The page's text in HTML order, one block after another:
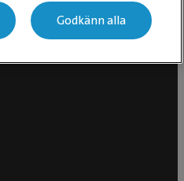
Godkänn alla